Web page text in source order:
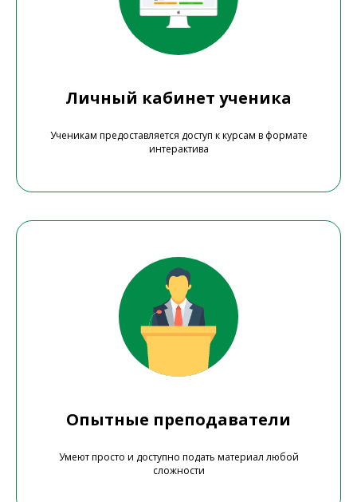
Личный кабинет ученика
Ученикам предоставляется доступ к курсам в формате
интерактива
Опытные преподаватели
Умеют просто и доступно подать материал любой
сложности